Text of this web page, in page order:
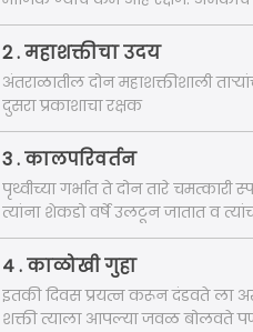
सृष्टीचे रक्षण ? जाणून घेण्यासाठी एक
2 . महाशक्तीचा उदय
अंतराळातील दोन महाशक्तीशाली
दुसरा प्रकाशाचा रक्षक
3 . कालपरिवर्तन
पृथ्वीच्या गर्भात ते दोन तारे
त्यांना शेकडो वर्षे उलटून जातात व
4 . काळोखी गुहा
इतकी दिवस प्रयत्न करून दंडवते ला
शक्ती त्याला आपल्या जवळ बोलवते पण